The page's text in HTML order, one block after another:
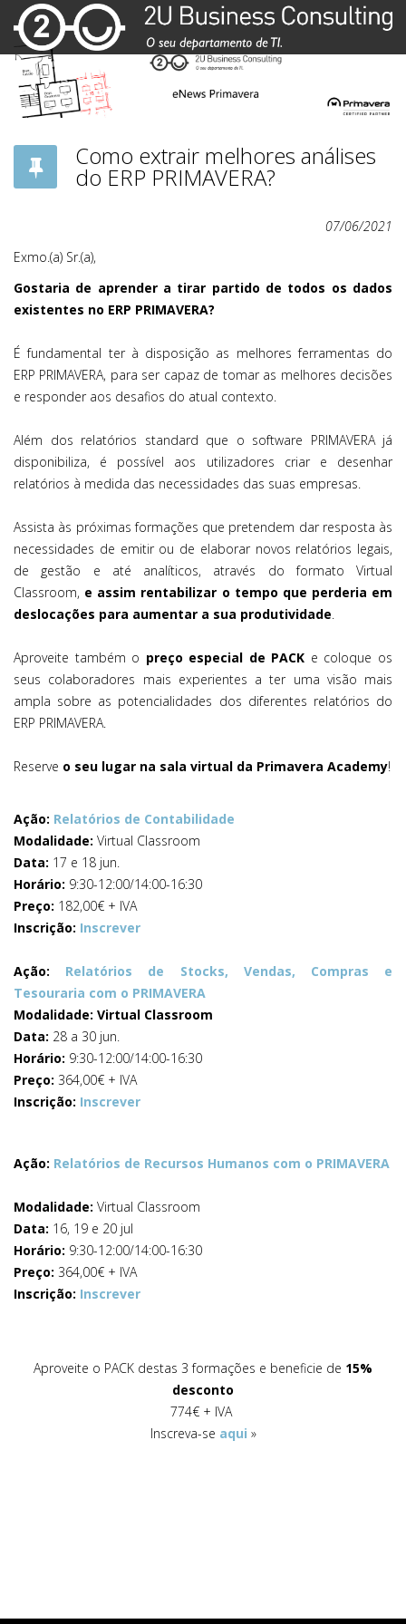
Como extrair melhores análises
do ERP PRIMAVERA?
07/06/2021
Exmo.(a) Sr.(a),
Gostaria de aprender a tirar partido de todos os dados
existentes no ERP PRIMAVERA?
É fundamental ter à disposição as melhores ferramentas do
ERP PRIMAVERA, para ser capaz de tomar as melhores decisões
e responder aos desafios do atual contexto.
Além dos relatórios standard que o software PRIMAVERA já
disponibiliza, é possível aos utilizadores criar e desenhar
relatórios à medida das necessidades das suas empresas.
Assista às próximas formações que pretendem dar resposta às
necessidades de emitir ou de elaborar novos relatórios legais,
de gestão e até analíticos, através do formato Virtual
Classroom, e assim rentabilizar o tempo que perderia em
deslocações para aumentar a sua produtividade.
Aproveite também o preço especial de PACK e coloque os
seus colaboradores mais experientes a ter uma visão mais
ampla sobre as potencialidades dos diferentes relatórios do
ERP PRIMAVERA.
Reserve o seu lugar na sala virtual da Primavera Academy!
Ação: Relatórios de Contabilidade
Modalidade: Virtual Classroom
Data: 17 e 18 jun.
Horário: 9:30-12:00/14:00-16:30
Preço: 182,00€ + IVA
Inscrição: Inscrever
Ação: Relatórios de Stocks, Vendas, Compras e
Tesouraria com o PRIMAVERA
Modalidade: Virtual Classroom
Data: 28 a 30 jun.
Horário: 9:30-12:00/14:00-16:30
Preço: 364,00€ + IVA
Inscrição: Inscrever
Ação: Relatórios de Recursos Humanos com o PRIMAVERA
Modalidade: Virtual Classroom
Data: 16, 19 e 20 jul
Horário: 9:30-12:00/14:00-16:30
Preço: 364,00€ + IVA
Inscrição: Inscrever
Aproveite o PACK destas 3 formações e beneficie de 15%
desconto
774€ + IVA
Inscreva-se aqui »